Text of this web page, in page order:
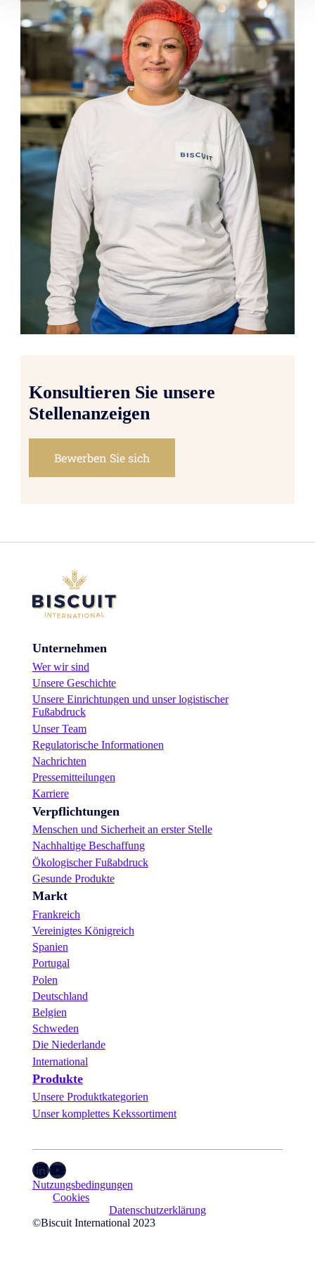
Konsultieren Sie unsere
Stellenanzeigen
Bewerben Sie sich
Unternehmen
Wer wir sind
Unsere Geschichte
Unsere Einrichtungen und unser logistischer
Fußabdruck
Unser Team
Regulatorische Informationen
Nachrichten
Pressemitteilungen
Karriere
Verpflichtungen
Menschen und Sicherheit an erster Stelle
Nachhaltige Beschaffung
Ökologischer Fußabdruck
Gesunde Produkte
Markt
Frankreich
Vereinigtes Königreich
Spanien
Portugal
Polen
Deutschland
Belgien
Schweden
Die Niederlande
International
Produkte
Unsere Produktkategorien
Unser komplettes Kekssortiment
LinkedIn YouTube
Nutzungsbedingungen
Cookies
Datenschutzerklärung
©Biscuit International 2023